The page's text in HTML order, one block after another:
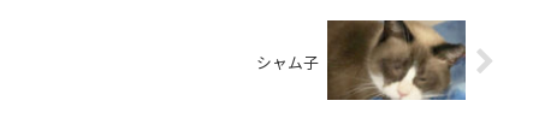
シャム子